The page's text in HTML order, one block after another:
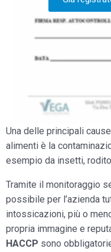
Una delle principali
alimenti è la
esempio da insetti,
Tramite il monitoraggio
possibile per l’azienda
intossicazioni, più o
propria immagine e
HACCP sono